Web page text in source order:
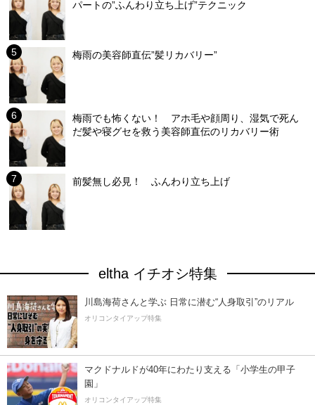
パートの”ふんわり立ち上げ”テクニック
梅雨の美容師直伝”髪リカバリー”
梅雨でも怖くない！ アホ毛や顔周り、湿気で死ん
だ髪や寝グセを救う美容師直伝のリカバリー術
前髪無し必見！ ふんわり立ち上げ
eltha イチオシ特集
川島海荷さんと学ぶ 日常に潜む“人身取引”のリアル
オリコンタイアップ特集
マクドナルドが40年にわたり支える「小学生の甲子
園」
オリコンタイアップ特集